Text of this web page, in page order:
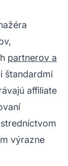
partnerov a
štandardmi
affiliate
výrazne